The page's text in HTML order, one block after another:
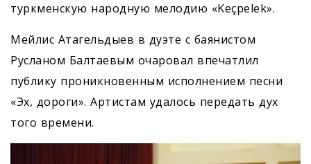
туркменскую народную мелодию «Keçpelek».
Мейлис Атагельдыев в дуэте с баянистом
Русланом Балтаевым очаровал впечатлил
публику проникновенным исполнением песни
«Эх, дороги». Артистам удалось передать дух
того времени.